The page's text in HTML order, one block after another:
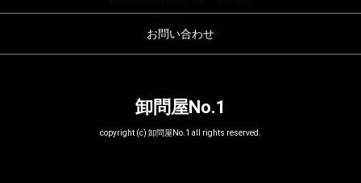
お問い合わせ
卸問屋No.1
copyright (c) 卸問屋No.1 all rights reserved.